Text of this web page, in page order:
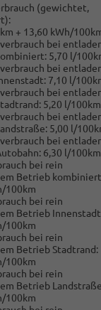
(gewichtet,
+ 13,60 kWh/
bei
5,70 l/
bei
7,10 l/
bei
5,20 l/100km
bei
5,00 l/
bei
6,30 l/100km
bei rein
Betrieb
100km
bei rein
Betrieb
100km
bei rein
Betrieb Stadtrand:
100km
bei rein
Betrieb
100km